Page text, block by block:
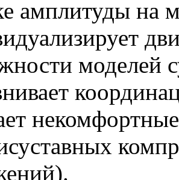
амплитуды
моделей